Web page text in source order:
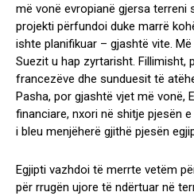
më vonë evropianë gjersa terreni
projekti përfundoi duke marrë
ishte planifikuar – gjashtë vite.
Suezit u hap zyrtarisht. Fillimisht,
francezëve dhe sunduesit të
Pasha, por gjashtë vjet më vonë,
financiare, nxori në shitje pjesën
i bleu menjëherë gjithë pjesën
Egjipti vazhdoi të merrte vetëm
për rrugën ujore të ndërtuar në